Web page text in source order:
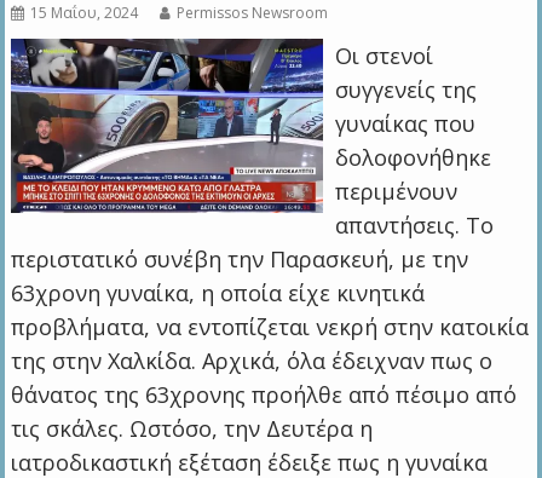
15 Μαΐου, 2024 Permissos Newsroom
Οι στενοί
συγγενείς της
γυναίκας που
δολοφονήθηκε
περιμένουν
απαντήσεις. Το
περιστατικό συνέβη την Παρασκευή, με την
63χρονη γυναίκα, η οποία είχε κινητικά
προβλήματα, να εντοπίζεται νεκρή στην κατοικία
της στην Χαλκίδα. Αρχικά, όλα έδειχναν πως ο
θάνατος της 63χρονης προήλθε από πέσιμο από
τις σκάλες. Ωστόσο, την Δευτέρα η
ιατροδικαστική εξέταση έδειξε πως η γυναίκα